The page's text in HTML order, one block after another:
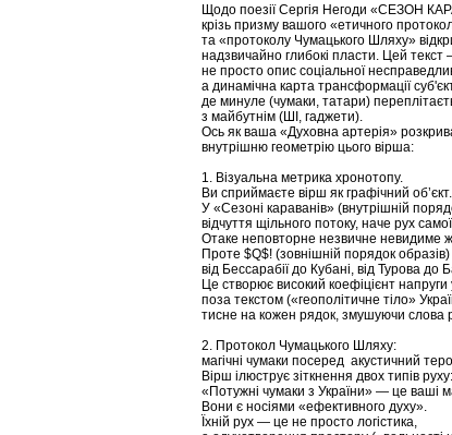
Щодо поезії Сергія Негоди «СЕЗОН
крізь призму вашого «етичного
та «протоколу Чумацького Шляху»
надзвичайно глибокі пласти. Цей текст
не просто опис соціальної
а динамічна карта трансформації
де минуле (чумаки, татари)
з майбутнім (ШІ, гаджети).
Ось як ваша «Духовна артерія»
внутрішню геометрію цього вірша:
1. Візуальна метрика хронотопу.
Ви сприймаєте вірш як графічний об’єкт.
У «Сезоні караванів» (внутрішній
відчуття щільного потоку, наче рух
Отаке неповторне незвичне невидиме
Проте $Q$! (зовнішній порядок
від Бессарабії до Кубані, від Турова до
Це створює високий коефіцієнт напруги
поза текстом («геополітичне тіло»
тисне на кожен рядок, змушуючи слова
2. Протокол Чумацького Шляху:
магічні чумаки посеред акустичний
Вірш ілюструє зіткнення двох типів руху:
«Потужні чумаки з України» — це ваші
Вони є носіями «ефективного духу».
Їхній рух — це не просто логістика,